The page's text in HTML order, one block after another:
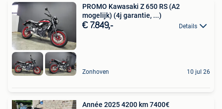
PROMO Kawasaki Z 650 RS (A2
mogelijk) (4j garantie, ...)
€ 7.849,- Details
Zonhoven 10 jul 26
Année 2025 4200 km 7400€